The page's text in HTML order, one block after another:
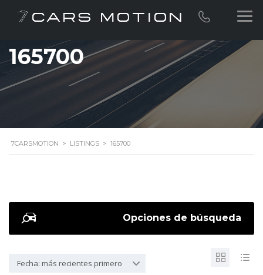
165700
7CARSMOTION > LISTINGS > 165700
Opciones de búsqueda
Fecha: más recientes primero